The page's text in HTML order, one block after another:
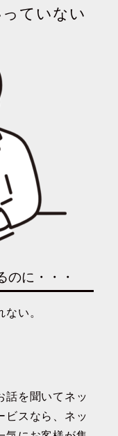
ていない
のに・・・
い。
話を聞いてネッ
ビスなら、ネッ